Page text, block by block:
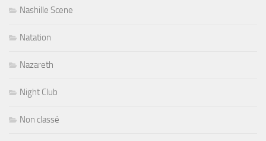
Nashille Scene
Natation
Nazareth
Night Club
Non classé